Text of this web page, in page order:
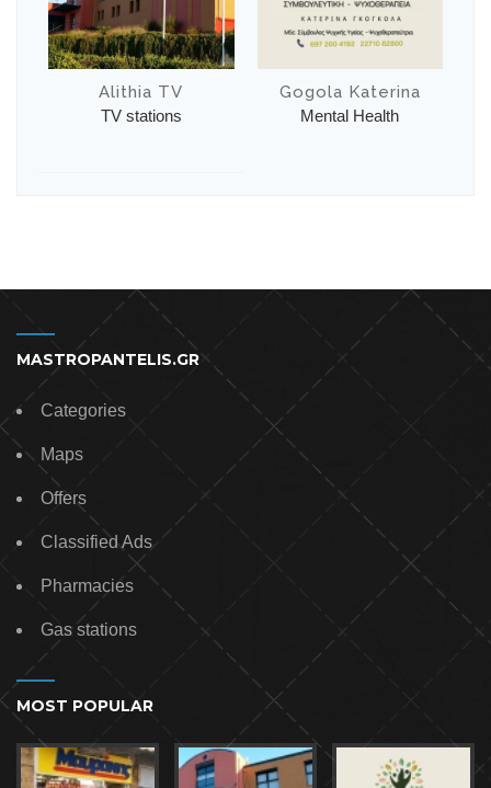
Alithia TV
TV stations
Gogola Katerina
Mental Health
MASTROPANTELIS.GR
Categories
Maps
Offers
Classified Ads
Pharmacies
Gas stations
MOST POPULAR